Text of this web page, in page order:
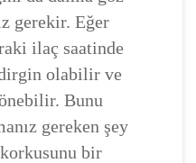
gerekir. Eğer
ilaç saatinde
olabilir ve
Bunu
gereken şey
bir